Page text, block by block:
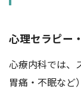
心理セラピー
心療内科では、
胃痛・不眠など